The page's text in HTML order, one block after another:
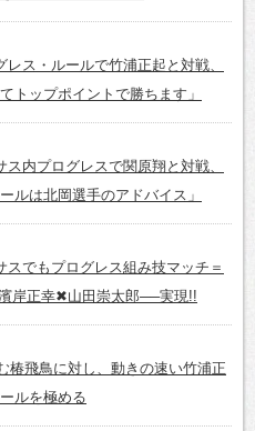
レス・ルールで竹浦正起と対戦、
トップポイントで勝ちます」
ス内プログレスで関原翔と対戦、
ルは北岡選手のアドバイス」
スでもプログレス組み技マッチ＝
岸正幸✖山田崇太郎──実現!!
椿飛鳥に対し、動きの速い竹浦正
ルを極める